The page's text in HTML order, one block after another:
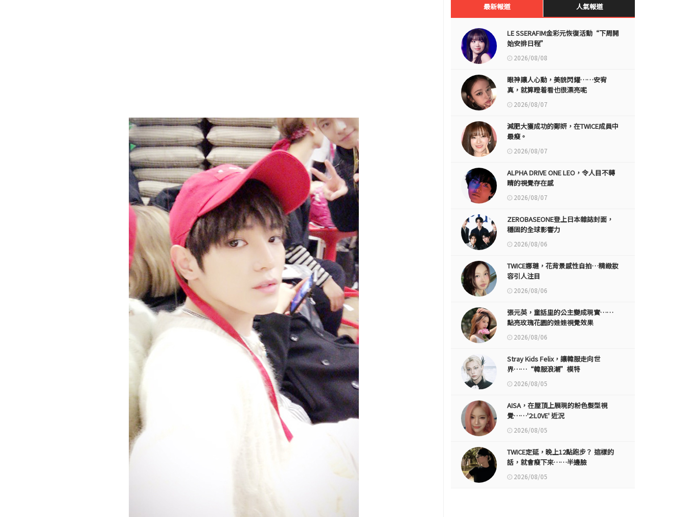
最新報道 人氣報道
LE SSERAFIM金彩元恢復活動“下周開
始安排日程”
2026/08/08
眼神讓人心動，美貌閃耀……安宥
真，就算瞪着看也很漂亮呢
2026/08/07
減肥大獲成功的鄭妍，在TWICE成員中
最瘦。
2026/08/07
ALPHA DRIVE ONE LEO，令人目不轉
睛的視覺存在感
2026/08/07
ZEROBASEONE登上日本雜誌封面，
穩固的全球影響力
2026/08/06
TWICE娜璉，花背景感性自拍…精緻妝
容引人注目
2026/08/06
張元英，童話里的公主變成現實……
點亮玫瑰花園的娃娃視覺效果
2026/08/06
Stray Kids Felix，讓韓服走向世
界……“韓服浪潮”模特
2026/08/05
AISA，在屋頂上展現的粉色髮型視
覺……'2:L0VE' 近況
2026/08/05
TWICE定延，晚上12點跑步？ 這樣的
話，就會瘦下來……半邊臉
2026/08/05